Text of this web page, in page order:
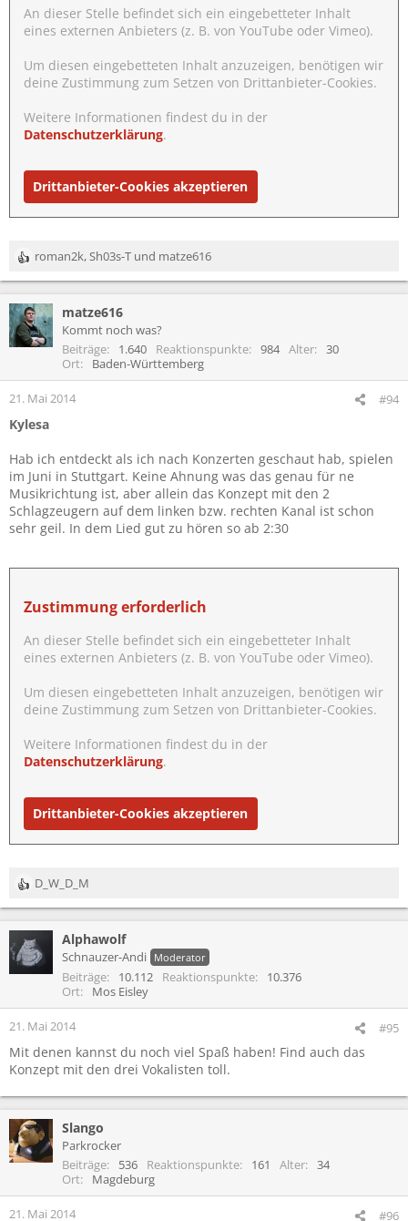
An dieser Stelle befindet sich ein eingebetteter Inhalt
eines externen Anbieters (z. B. von YouTube oder Vimeo).
Um diesen eingebetteten Inhalt anzuzeigen, benötigen wir
deine Zustimmung zum Setzen von Drittanbieter-Cookies.
Weitere Informationen findest du in der
Datenschutzerklärung.
Drittanbieter-Cookies akzeptieren
R
e
k
t
i
n
e
:
roman2k,Sh03s-T und matze616
matze616
Kommt noch was?
Beiträge
1.640 Reaktionspunkte 984 Alter
30
Ort
Baden-Württemberg
21. Mai 2014 #94
Kylesa
Hab ich entdeckt als ich nach Konzerten geschaut hab, spielen
im Juni in Stuttgart. Keine Ahnung was das genau für ne
Musikrichtung ist, aber allein das Konzept mit den 2
Schlagzeugern auf dem linken bzw. rechten Kanal ist schon
sehr geil. In dem Lied gut zu hören so ab 2:30
Zustimmung erforderlich
An dieser Stelle befindet sich ein eingebetteter Inhalt
eines externen Anbieters (z. B. von YouTube oder Vimeo).
Um diesen eingebetteten Inhalt anzuzeigen, benötigen wir
deine Zustimmung zum Setzen von Drittanbieter-Cookies.
Weitere Informationen findest du in der
Datenschutzerklärung.
Drittanbieter-Cookies akzeptieren
R
e
t
i
n
e
:
D_W_D_M
Alphawolf
Schnauzer-Andi Moderator
Beiträge 10.112 Reaktionspunkte
10.376
Ort
Mos Eisley
21. Mai 2014 #95
Mit denen kannst du noch viel Spaß haben! Find auch das
Konzept mit den drei Vokalisten toll.
Slango
Parkrocker
Beiträge
536 Reaktionspunkte 161 Alter
34
Ort
Magdeburg
21. Mai 2014 #96